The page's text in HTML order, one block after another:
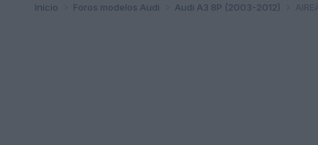
Inicio Foros modelos Audi Audi A3 8P (2003-2012)